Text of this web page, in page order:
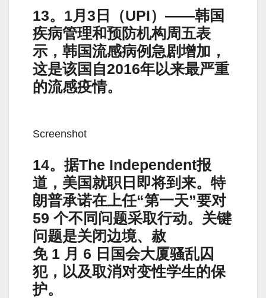
13。1月3日（UPI）——韩国
疾病管理和预防机构周五表
示，韩国流感病例急剧增加，
这是该国自2016年以来最严重
的流感疫情。
Screenshot
14。据The Independent报
道，美国就职日即将到来。特
朗普承诺在上任“第一天”要对
59 个不同问题采取行动。关键
问题是关闭边境、赦
免 1 月 6 日国会大厦骚乱囚
犯，以及取消对变性学生的保
护。